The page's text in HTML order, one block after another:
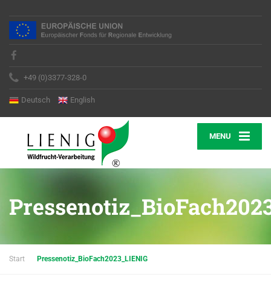
+49 (0)3377-328-0
Deutsch English
MENU
Start Pressenotiz_BioFach2023_LIENIG